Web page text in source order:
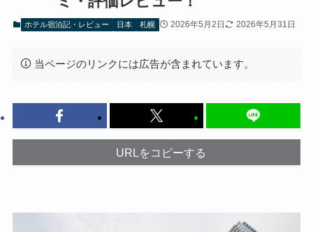
ホテル宿泊記・レビュー 日本 札幌 2026年5月2日 2026年5月31日
当ページのリンクには広告が含まれています。
URLをコピーする